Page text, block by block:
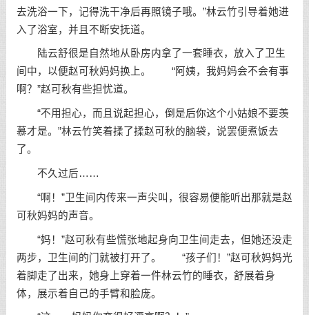
去洗浴一下，记得洗干净后再照镜子哦。”林云竹引导着她进
入了浴室，并且不断安抚道。
陆云舒很是自然地从卧房内拿了一套睡衣，放入了卫生
间中，以便赵可秋妈妈换上。 “阿姨，我妈妈会不会有事
啊？”赵可秋有些担忧道。
“不用担心，而且说起担心，倒是后你这个小姑娘不要羡
慕才是。”林云竹笑着揉了揉赵可秋的脑袋，说罢便煮饭去
了。
不久过后……
“啊！”卫生间内传来一声尖叫，很容易便能听出那就是赵
可秋妈妈的声音。
“妈！”赵可秋有些慌张地起身向卫生间走去，但她还没走
两步，卫生间的门就被打开了。 “孩子们！”赵可秋妈妈光
着脚走了出来，她身上穿着一件林云竹的睡衣，舒展着身
体，展示着自己的手臂和脸庞。